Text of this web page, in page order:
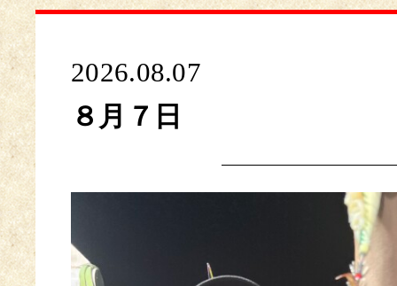
2026.08.07
８月７日